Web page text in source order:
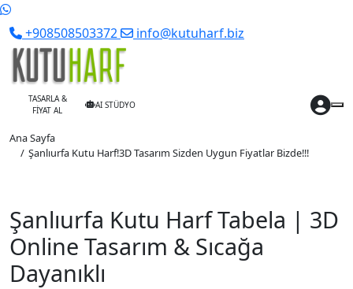
+908508503372 info@kutuharf.biz
TASARLA &
FİYAT AL
AI STÜDYO
Ana Sayfa
Şanlıurfa Kutu Harf!3D Tasarım Sizden Uygun Fiyatlar Bizde!!!
Şanlıurfa Kutu Harf Tabela | 3D
Online Tasarım & Sıcağa
Dayanıklı